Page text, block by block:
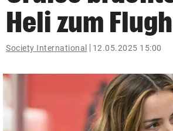
search
Suchbegriff
eingeben
© Krone Multimedia GmbH & Co KG 2026
Muthgasse 2, 1190 Wien
Heli zum
Society International 12.05.2025 15:00